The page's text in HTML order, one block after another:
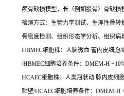
颅骨缺损模型，长（例如股骨）骨缺损
检测方式：生物力学测试、生理性骨转
骨密度检测、组织形态学分析、组织病
HBMEC细胞株：人脑微血 管内皮细胞
/HBMEC细胞培养条件：DMEM-H
HCAEC细胞株：人类冠状动 脉内皮细
贴壁/HCAEC细胞培养条件：DMEM-H